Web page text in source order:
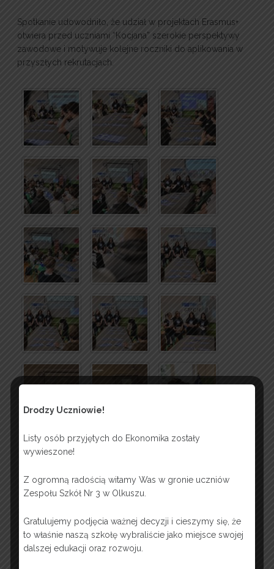
Spotkanie udowodniło, że udział w projektach Erasmus+
otwiera przed uczniami “Kocjana” szerokie perspektywy
zawodowe i motywuje kolejne roczniki do aplikowania w
przyszłych rekrutacjach.
Drodzy Uczniowie!
Listy osób przyjętych do Ekonomika zostały
wywieszone!
Z ogromną radością witamy Was w gronie uczniów
Zespołu Szkół Nr 3 w Olkuszu.
Gratulujemy podjęcia ważnej decyzji i cieszymy się, że
to właśnie naszą szkołę wybraliście jako miejsce swojej
dalszej edukacji oraz rozwoju.